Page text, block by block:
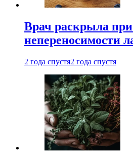
Врач раскрыла
непереносимости
2 года спустя2 года спустя